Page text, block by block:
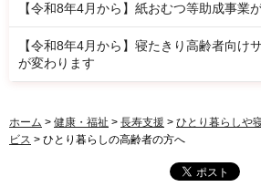
【令和8年4月から】紙おむつ等助成事業
【令和8年4月から】寝たきり高齢者向け
が変わります
ホーム > 健康・福祉 > 長寿支援 > ひとり暮らしや
ビス > ひとり暮らしの高齢者の方へ